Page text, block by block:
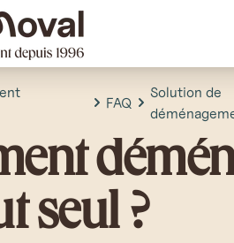
FAQ
Solution de
seul ?